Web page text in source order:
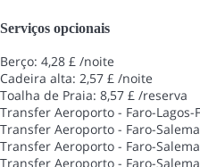
Serviços opcionais
Berço: 4,28 £ /noite
Cadeira alta: 2,57 £ /noite
Toalha de Praia: 8,57 £ /reserva
Transfer Aeroporto - Faro-Lagos-
Transfer Aeroporto - Faro-
Transfer Aeroporto - Faro-
Transfer Aeroporto - Faro-